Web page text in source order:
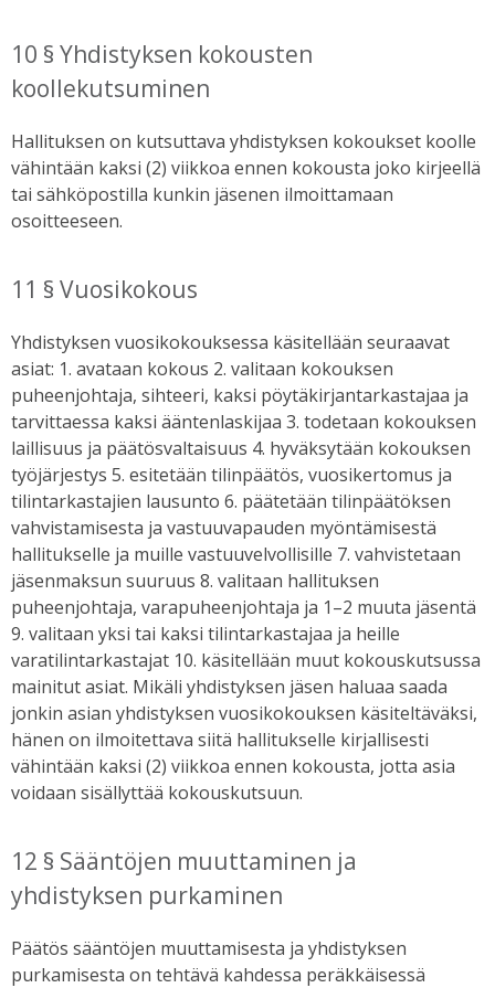
10 § Yhdistyksen kokousten
koollekutsuminen
Hallituksen on kutsuttava yhdistyksen kokoukset koolle
vähintään kaksi (2) viikkoa ennen kokousta joko kirjeellä
tai sähköpostilla kunkin jäsenen ilmoittamaan
osoitteeseen.
11 § Vuosikokous
Yhdistyksen vuosikokouksessa käsitellään seuraavat
asiat: 1. avataan kokous 2. valitaan kokouksen
puheenjohtaja, sihteeri, kaksi pöytäkirjantarkastajaa ja
tarvittaessa kaksi ääntenlaskijaa 3. todetaan kokouksen
laillisuus ja päätösvaltaisuus 4. hyväksytään kokouksen
työjärjestys 5. esitetään tilinpäätös, vuosikertomus ja
tilintarkastajien lausunto 6. päätetään tilinpäätöksen
vahvistamisesta ja vastuuvapauden myöntämisestä
hallitukselle ja muille vastuuvelvollisille 7. vahvistetaan
jäsenmaksun suuruus 8. valitaan hallituksen
puheenjohtaja, varapuheenjohtaja ja 1–2 muuta jäsentä
9. valitaan yksi tai kaksi tilintarkastajaa ja heille
varatilintarkastajat 10. käsitellään muut kokouskutsussa
mainitut asiat. Mikäli yhdistyksen jäsen haluaa saada
jonkin asian yhdistyksen vuosikokouksen käsiteltäväksi,
hänen on ilmoitettava siitä hallitukselle kirjallisesti
vähintään kaksi (2) viikkoa ennen kokousta, jotta asia
voidaan sisällyttää kokouskutsuun.
12 § Sääntöjen muuttaminen ja
yhdistyksen purkaminen
Päätös sääntöjen muuttamisesta ja yhdistyksen
purkamisesta on tehtävä kahdessa peräkkäisessä